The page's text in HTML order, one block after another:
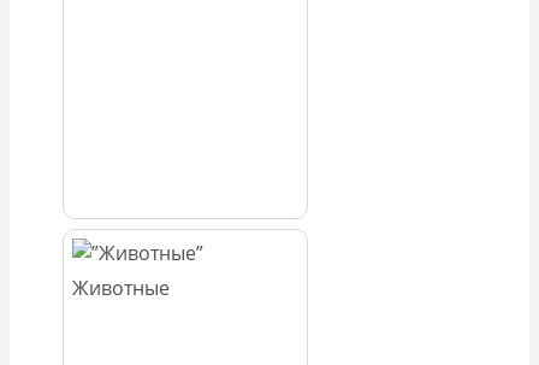
Животные